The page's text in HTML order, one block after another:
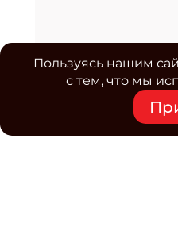
Пользуясь нашим
с тем, что мы